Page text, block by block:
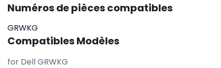
Numéros de pièces compatibles
GRWKG
Compatibles Modèles
for Dell GRWKG